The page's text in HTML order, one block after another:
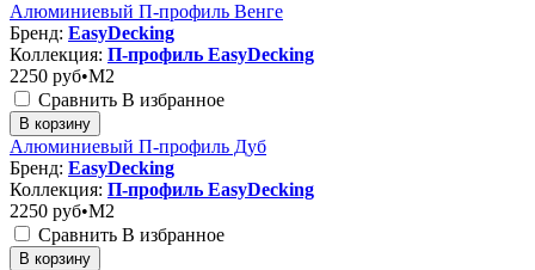
Алюминиевый П-профиль Венге
Бренд: EasyDecking
Коллекция: П-профиль EasyDecking
2250 руб•M2
Сравнить В избранное
В корзину
Алюминиевый П-профиль Дуб
Бренд: EasyDecking
Коллекция: П-профиль EasyDecking
2250 руб•M2
Сравнить В избранное
В корзину